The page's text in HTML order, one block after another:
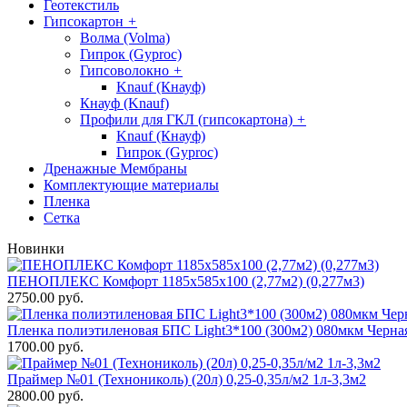
Геотекстиль
Гипсокартон +
Волма (Volma)
Гипрок (Gyproc)
Гипсоволокно +
Knauf (Кнауф)
Кнауф (Knauf)
Профили для ГКЛ (гипсокартона) +
Knauf (Кнауф)
Гипрок (Gyproc)
Дренажные Мембраны
Комплектующие материалы
Пленка
Сетка
Новинки
ПЕНОПЛЕКС Комфорт 1185х585х100 (2,77м2) (0,277м3)
2750.00 руб.
Пленка полиэтиленовая БПС Light3*100 (300м2) 080мкм
1700.00 руб.
Праймер №01 (Технониколь) (20л) 0,25-0,35л/м2 1л-3,3м2
2800.00 руб.